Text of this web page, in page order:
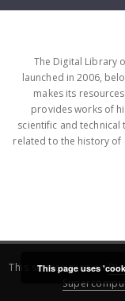
The Digital Library
launched in 2006,
makes its
provides works of
scientific and
related to the history of
This service runs on
This page uses